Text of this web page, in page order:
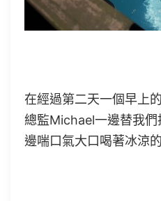
在經過第二天一個早上
總監Michael一邊替我
邊喘口氣大口喝著冰涼